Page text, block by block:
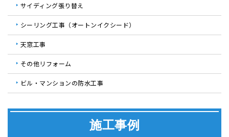
サイディング張り替え
シーリング工事（オートンイクシード）
天窓工事
その他リフォーム
ビル・マンションの防水工事
施工事例